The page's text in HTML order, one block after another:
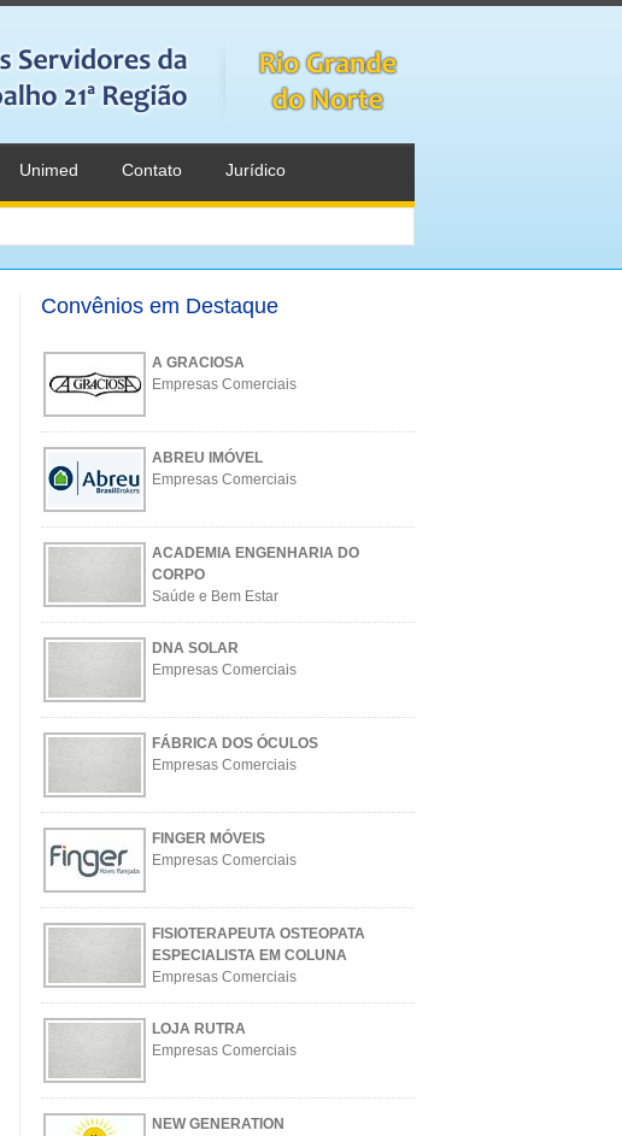
Unimed Contato Jurídico
Convênios em Destaque
A GRACIOSA
Empresas Comerciais
ABREU IMÓVEL
Empresas Comerciais
ACADEMIA ENGENHARIA DO
CORPO
Saúde e Bem Estar
DNA SOLAR
Empresas Comerciais
FÁBRICA DOS ÓCULOS
Empresas Comerciais
FINGER MÓVEIS
Empresas Comerciais
FISIOTERAPEUTA OSTEOPATA
ESPECIALISTA EM COLUNA
Empresas Comerciais
LOJA RUTRA
Empresas Comerciais
NEW GENERATION